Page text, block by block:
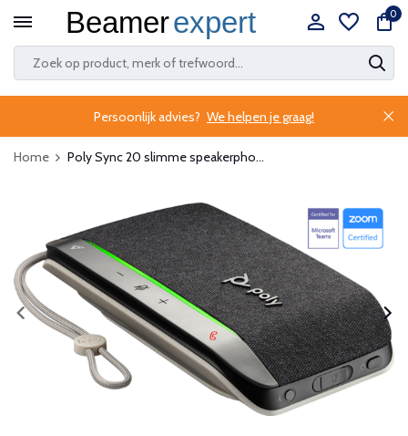
0
Persoonlijk advies? We helpen je graag!
Home Poly Sync 20 slimme speakerpho...